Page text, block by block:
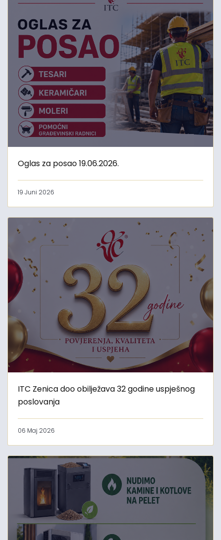
Oglas za posao 19.06.2026.
19 Juni 2026
ITC Zenica doo obilježava 32 godine uspješnog
poslovanja
06 Maj 2026